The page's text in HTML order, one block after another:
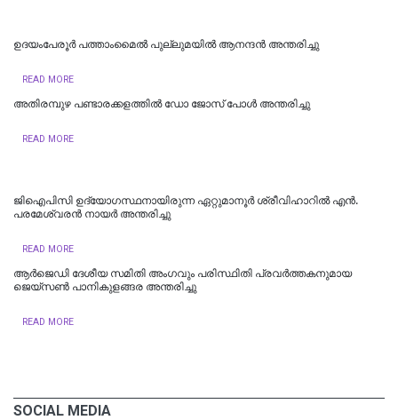
ഉദയംപേരൂർ പത്താംമൈൽ പുല്ലുമയിൽ ആനന്ദൻ അന്തരിച്ചു
READ MORE
അതിരമ്പുഴ പണ്ടാരക്കളത്തിൽ ഡോ ജോസ് പോൾ അന്തരിച്ചു
READ MORE
ജിഐപിസി ഉദ്യോഗസ്ഥനായിരുന്ന ഏറ്റുമാനൂർ ശ്രീവിഹാറിൽ എൻ.
പരമേശ്വരൻ നായർ അന്തരിച്ചു
READ MORE
ആര്‍ജെഡി ദേശീയ സമിതി അംഗവും പരിസ്ഥിതി പ്രവര്‍ത്തകനുമായ
ജെയ്‌സണ്‍ പാനികുളങ്ങര അന്തരിച്ചു
READ MORE
SOCIAL MEDIA